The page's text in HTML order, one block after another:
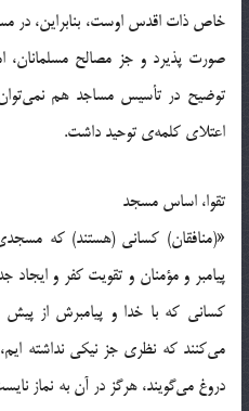
خاص ذات اقدس اوست، بنابراين، در
صورت پذيرد و جز مصالح مسلمانان،
توضيح در تأسيس مساجد هم
اعتلاي كلمه‎ي توحيد داشت.
تقوا، اساس مسجد
«(منافقان) كساني (هستند) كه
پيامبر و مؤمنان و تقويت كفر و ايجاد
كساني كه با خدا و پيامبرش از پيش
مي‌كنند كه نظري جز نيكي نداشته
دروغ مي‌گويند، هرگز در آن به نماز